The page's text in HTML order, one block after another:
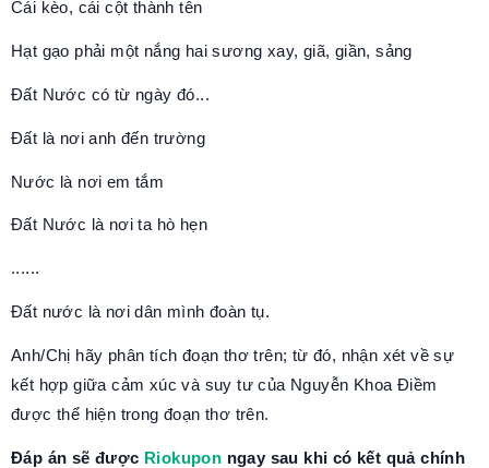
Cái kèo, cái cột thành tên
Hạt gạo phải một nắng hai sương xay, giã, giần, sảng
Đất Nước có từ ngày đó...
Đất là nơi anh đến trường
Nước là nơi em tắm
Đất Nước là nơi ta hò hẹn
......
Đất nước là nơi dân mình đoàn tụ.
Anh/Chị hãy phân tích đoạn thơ trên; từ đó, nhận xét về sự
kết hợp giữa cảm xúc và suy tư của Nguyễn Khoa Điềm
được thể hiện trong đoạn thơ trên.
Đáp án sẽ được Riokupon ngay sau khi có kết quả chính